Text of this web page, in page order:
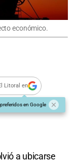
económico.
Litoral en
en Google
a ubicarse